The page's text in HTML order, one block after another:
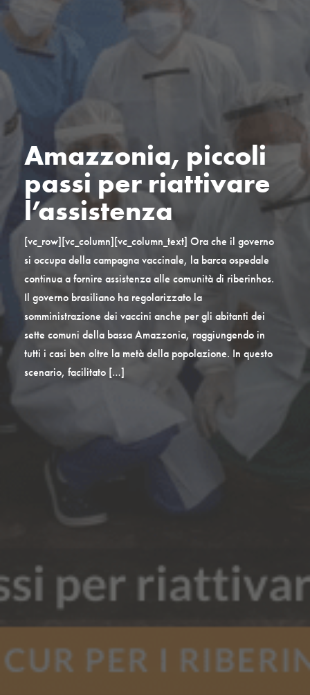
Amazzonia, piccoli
passi per riattivare
l’assistenza
[vc_row][vc_column][vc_column_text] Ora che il governo
si occupa della campagna vaccinale, la barca ospedale
continua a fornire assistenza alle comunità di riberinhos.
Il governo brasiliano ha regolarizzato la
somministrazione dei vaccini anche per gli abitanti dei
sette comuni della bassa Amazzonia, raggiungendo in
tutti i casi ben oltre la metà della popolazione. In questo
scenario, facilitato […]